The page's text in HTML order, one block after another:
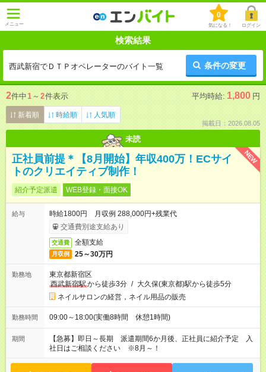
メニュー
0
気になる！ ログイン
検索結果
西武新宿でＤＴＰオペレーターのバイト一覧 条件の変更
2件中1 ～ 2件表示 平均時給: 1,800 円
新着順 時給順 人気順
掲載日：2026.08.05
未読
NEW
正社員前提＊【8月開始】年収400万！ECサイ
トのクリエイティブ制作！
紹介予定派遣 WEB登録・面接OK
給与
時給1800円 月収例 288,000円+残業代
交通費別途支給あり
交通費 全額支給
月収例 25～30万円
勤務地
東京都新宿区
西武新宿駅から徒歩3分 / 大久保(東京都)駅から徒歩5分
ネイルサロンの経営，ネイル用品の販売
勤務時間 09:00～18:00(実働8時間 休憩1時間)
期間
【急募】即日～長期 派遣期間6か月後、正社員に紹介予定 入
社日はご相談ください ※8月～！